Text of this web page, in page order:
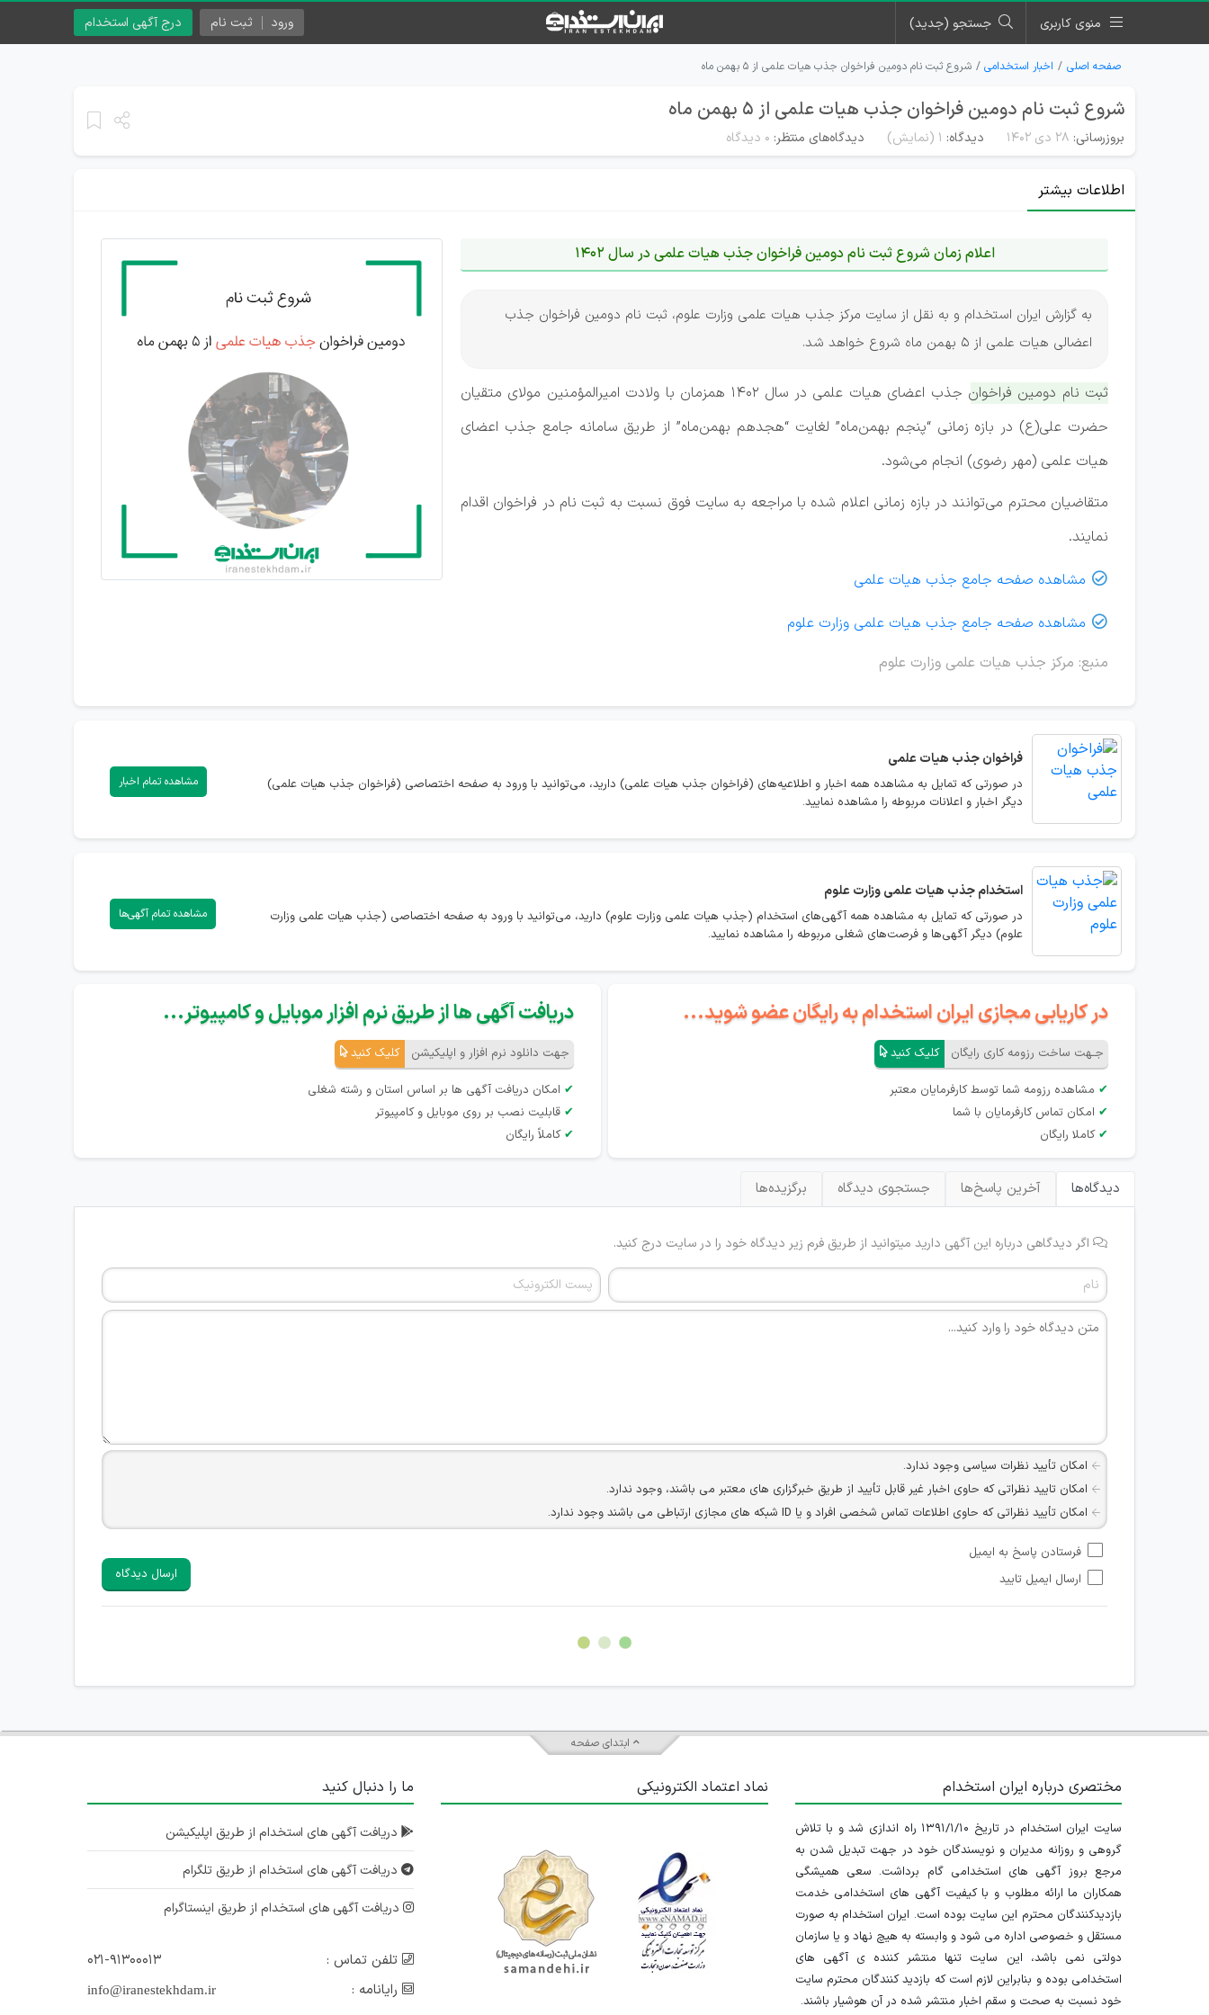
منوی کاربری جستجو (جدید) درج آگهی استخدام ورود ثبت نام
صفحه اصلی اخبار استخدامی شروع ثبت نام دومین فراخوان جذب هیات علمی از ۵ بهمن ماه
شروع ثبت نام دومین فراخوان جذب هیات علمی از ۵ بهمن ماه
بروزرسانی: ۲۸ دی ۱۴۰۲ دیدگاه: 1 (نمایش) دیدگاه‌های منتظر: ۰ دیدگاه
اطلاعات بیشتر
اعلام زمان شروع ثبت نام دومین فراخوان جذب هیات علمی در سال 1402
به گزارش ایران استخدام و به نقل از سایت مرکز جذب هیات علمی وزارت علوم، ثبت نام دومین فراخوان جذب
اعضالی هیات علمی از 5 بهمن ماه شروع خواهد شد.
ثبت نام دومین فراخوان جذب اعضای هیات علمی در سال ۱۴۰۲ همزمان با ولادت امیرالمؤمنین مولای متقیان
حضرت علی(ع) در بازه زمانی “پنجم بهمن‌ماه” لغایت “هجدهم بهمن‌ماه” از طریق سامانه جامع جذب اعضای
هیات علمی (مهر رضوی) انجام می‌شود.
متقاضیان محترم می‌توانند در بازه زمانی اعلام شده با مراجعه به سایت فوق نسبت به ثبت نام در فراخوان اقدام
نمایند.
 مشاهده صفحه جامع جذب هیات علمی
 مشاهده صفحه جامع جذب هیات علمی وزارت علوم
منبع: مرکز جذب هیات علمی وزارت علوم
فراخوان جذب هیات علمی
در صورتی که تمایل به مشاهده همه اخبار و اطلاعیه‌های (فراخوان جذب هیات علمی) دارید، می‌توانید با ورود به صفحه اختصاصی (فراخوان جذب هیات علمی)
دیگر اخبار و اعلانات مربوطه را مشاهده نمایید.
مشاهده تمام اخبار
استخدامجذب هیات علمی وزارت علوم
در صورتی که تمایل به مشاهده همه آگهی‌های استخدام (جذب هیات علمی وزارت علوم) دارید، می‌توانید با ورود به صفحه اختصاصی (جذب هیات علمی وزارت
علوم) دیگر آگهی‌ها و فرصت‌های شغلی مربوطه را مشاهده نمایید.
مشاهده تمام آگهی‌ها
در کاریابی مجازی ایران استخدام به رایگان عضو شوید...
جـهت ساخت رزومه کاری رایگان کلیک کنید
✔ مشاهده رزومه شما توسط کارفرمایان معتبر
✔ امکان تماس کارفرمایان با شما
✔ کاملا رایگان
دریافت آگهی ها از طریق نرم افزار موبایل و کامپیوتر...
جهت دانلود نرم افزار و اپلیکیشن کلیک کنید
✔ امکان دریافت آگهی ها بر اساس استان و رشته شغلی
✔ قابلیت نصب بر روی موبایل و کامپیوتر
✔ کاملاً رایگان
دیدگاه‌ها آخرین پاسخ‌ها جستجوی دیدگاه برگزیده‌ها
اگر دیدگاهی درباره این آگهی دارید میتوانید از طریق فرم زیر دیدگاه خود را در سایت درج کنید.
امکان تأیید نظرات سیاسی وجود ندارد.
امکان تایید نظراتی که حاوی اخبار غیر قابل تأیید از طریق خبرگزاری های معتبر می باشند، وجود ندارد.
امکان تأیید نظراتی که حاوی اطلاعات تماس شخصی افراد و یا ID شبکه های مجازی ارتباطی می باشند وجود ندارد.
هرگونه تحریک، تحقیر و کنایه به سایر افراد (مسئول و غیر مسئول) غیر مجاز می باشد.
امکان هماهنگی برای هرگونه ملاقات حضوری چه به صورت دسته جمعی و چه فردی توسط کاربران سایت وجود ندارد.
فرستادن پاسخ به ایمیل
ارسال ایمیل تایید
ارسال دیدگاه
ابتدای صفحه
مختصری درباره ایران استخدام
سایت ایران استخدام در تاریخ ۱۳۹۱/۱/۱۰ راه اندازی شد و با تلاش
گروهی و روزانه مدیران و نویسندگان خود در جهت تبدیل شدن به
مرجع بروز آگهی های استخدامی گام برداشت. سعی همیشگی
همکاران ما ارائه مطلوب و با کیفیت آگهی های استخدامی خدمت
بازدیدکنندگان محترم این سایت بوده است. ایران استخدام به صورت
مستقل و خصوصی اداره می شود و وابسته به هیچ نهاد و یا سازمان
دولتی نمی باشد، این سایت تنها منتشر کننده ی آگهی های
استخدامی بوده و بنابراین لازم است که بازدید کنندگان محترم سایت
خود نسبت به صحت و سقم اخبار منتشر شده در آن هوشیار باشند.
نماد اعتماد الکترونیکی ما را دنبال کنید
دریافت آگهی های استخدام از طریق اپلیکیشن
دریافت آگهی های استخدام از طریق تلگرام
دریافت آگهی های استخدام از طریق اینستاگرام
تلفن تماس :
۰۲۱-۹۱۳۰۰۰۱۳
رایانامه :
info@iranestekhdam.ir